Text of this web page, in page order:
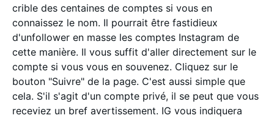
crible des centaines de comptes si vous en
connaissez le nom. Il pourrait être fastidieux
d'unfollower en masse les comptes Instagram de
cette manière. Il vous suffit d'aller directement sur le
compte si vous vous en souvenez. Cliquez sur le
bouton "Suivre" de la page. C'est aussi simple que
cela. S'il s'agit d'un compte privé, il se peut que vous
receviez un bref avertissement. IG vous indiquera